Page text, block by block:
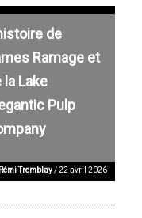
de
Ramage et
la Lake
Pulp
Rémi Tremblay/ 22 avril 2026